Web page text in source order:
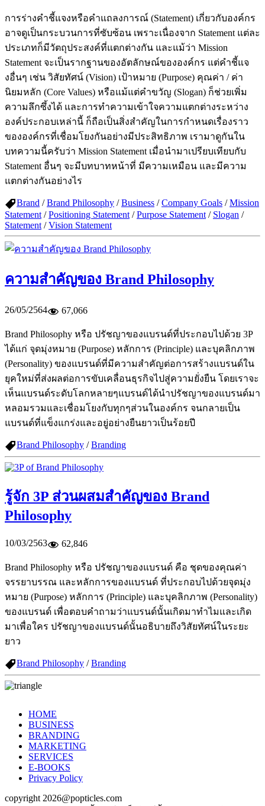
การร่างคำชี้แจงหรือคำแถลงการณ์ (Statement) เกี่ยวกับองค์กร
อาจดูเป็นกระบวนการที่ซับซ้อน เพราะเนื่องจาก Statement แต่ละ
ประเภทก็มีวัตถุประสงค์ที่แตกต่างกัน และแม้ว่า Mission
Statement จะเป็นรากฐานของอัตลักษณ์ขององค์กร แต่คำชี้แจ
งอื่นๆ เช่น วิสัยทัศน์ (Vision) เป้าหมาย (Purpose) คุณค่า / ค่า
นิยมหลัก (Core Values) หรือแม้แต่คำขวัญ (Slogan) ก็ช่วยเพิ่ม
ความลึกซึ้งได้ และการทำความเข้าใจความแตกต่างระหว่าง
องค์ประกอบเหล่านี้ ก็ถือเป็นสิ่งสำคัญในการกำหนดเรื่องราว
ขององค์กรที่เชื่อมโยงกันอย่างมีประสิทธิภาพ เรามาดูกันใน
บทความนี้ครับว่า Mission Statement เมื่อนำมาเปรียบเทียบกับ
Statement อื่นๆ จะมีบทบาทหน้าที่ มีความเหมือน และมีความ
แตกต่างกันอย่างไร
Brand /Brand Philosophy /Business /Company Goals /Mission
Statement /Positioning Statement /Purpose Statement / Slogan /
Statement /Vision Statement
ความสำคัญของ Brand Philosophy
26/05/2564 67,066
Brand Philosophy หรือ ปรัชญาของแบรนด์ที่ประกอบไปด้วย 3P
ได้แก่ จุดมุ่งหมาย (Purpose) หลักการ (Principle) และบุคลิกภาพ
(Personality) ของแบรนด์ที่มีความสำคัญต่อการสร้างแบรนด์ใน
ยุคใหม่ที่ส่งผลต่อการขับเคลื่อนธุรกิจไปสู่ความยั่งยืน โดยเราจะ
เห็นแบรนด์ระดับโลกหลายๆแบรนด์ได้นำปรัชญาของแบรนด์มา
หลอมรวมและเชื่อมโยงกับทุกๆส่วนในองค์กร จนกลายเป็น
แบรนด์ที่แข็งแกร่งและอยู่อย่างยืนยาวเป็นร้อยปี
Brand Philosophy /Branding
รู้จัก 3P ส่วนผสมสำคัญของ Brand
Philosophy
10/03/2563 62,846
Brand Philosophy หรือ ปรัชญาของแบรนด์ คือ ชุดของคุณค่า
จรรยาบรรณ และหลักการของแบรนด์ ที่ประกอบไปด้วยจุดมุ่ง
หมาย (Purpose) หลักการ (Principle) และบุคลิกภาพ (Personality)
ของแบรนด์ เพื่อตอบคำถามว่าแบรนด์นั้นเกิดมาทำไมและเกิด
มาเพื่อใคร ปรัชญาของแบรนด์นั้นอธิบายถึงวิสัยทัศน์ในระยะ
ยาว
Brand Philosophy /Branding
HOME
BUSINESS
BRANDING
MARKETING
SERVICES
E-BOOKS
Privacy Policy
copyright 2026@popticles.com